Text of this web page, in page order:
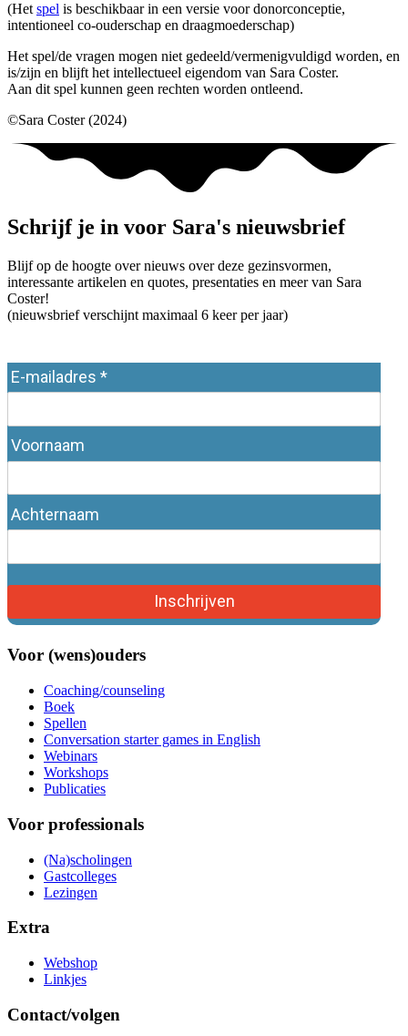
(Het spel is beschikbaar in een versie voor donorconceptie,
intentioneel co-ouderschap en draagmoederschap)
Het spel/de vragen mogen niet gedeeld/vermenigvuldigd worden, en
is/zijn en blijft het intellectueel eigendom van Sara Coster.
Aan dit spel kunnen geen rechten worden ontleend.
©Sara Coster (2024)
Schrijf je in voor Sara's nieuwsbrief
Blijf op de hoogte over nieuws over deze gezinsvormen,
interessante artikelen en quotes, presentaties en meer van Sara
Coster!
(nieuwsbrief verschijnt maximaal 6 keer per jaar)
E-mailadres *
Voornaam
Achternaam
Inschrijven
Voor (wens)ouders
Coaching/counseling
Boek
Spellen
Conversation starter games in English
Webinars
Workshops
Publicaties
Voor professionals
(Na)scholingen
Gastcolleges
Lezingen
Extra
Webshop
Linkjes
Contact/volgen